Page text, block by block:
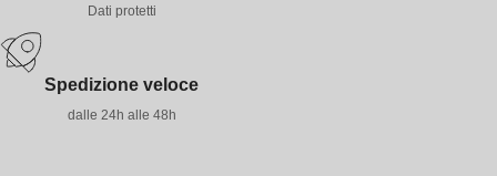
Dati protetti
Spedizione veloce
dalle 24h alle 48h